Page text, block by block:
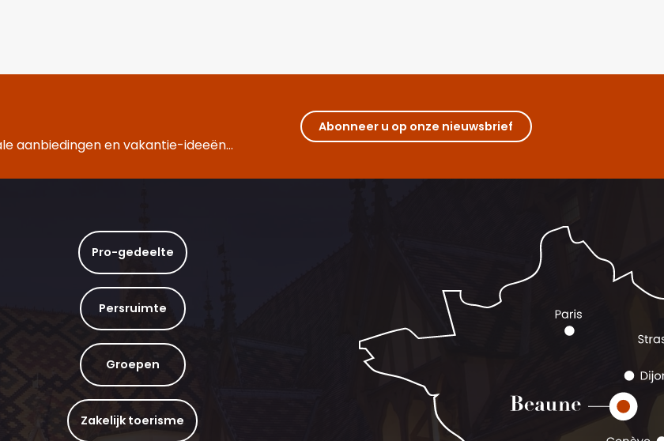
aanbiedingen en vakantie-ideeën...
Abonneer u op onze nieuwsbrief
Pro-gedeelte
Persruimte
Groepen
Zakelijk toerisme